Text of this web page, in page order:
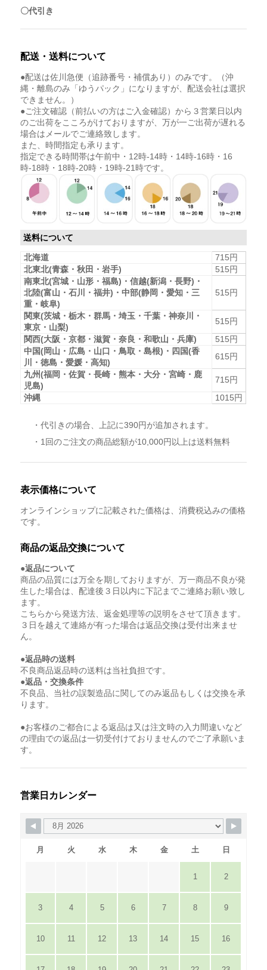
〇代引き
配送・送料について
●配送は佐川急便（追跡番号・補償あり）のみです。（沖
縄・離島のみ「ゆうパック」になりますが、配送会社は選択
できません。）
●ご注文確認（前払いの方はご入金確認）から３営業日以内
のご出荷をこころがけておりますが、万が一ご出荷が遅れる
場合はメールでご連絡致します。
また、時間指定も承ります。
指定できる時間帯は午前中・12時-14時・14時-16時・16
時-18時・18時-20時・19時-21時です。
送料について
北海道
715円
北東北(青森・秋田・岩手)
515円
南東北(宮城・山形・福島)・信越(新潟・長野)・
北陸(富山・石川・福井)・中部(静岡・愛知・三
重・岐阜)
515円
関東(茨城・栃木・群馬・埼玉・千葉・神奈川・
東京・山梨)
515円
関西(大阪・京都・滋賀・奈良・和歌山・兵庫)
515円
中国(岡山・広島・山口・鳥取・島根)・四国(香
川・徳島・愛媛・高知)
615円
九州(福岡・佐賀・長崎・熊本・大分・宮崎・鹿
児島)
715円
沖縄
1015円
・代引きの場合、上記に390円が追加されます。
・1回のご注文の商品総額が10,000円以上は送料無料
表示価格について
オンラインショップに記載された価格は、消費税込みの価格
です。
商品の返品交換について
●返品について
商品の品質には万全を期しておりますが、万一商品不良が発
生した場合は、配達後３日以内に下記までご連絡お願い致し
ます。
こちらから発送方法、返金処理等の説明をさせて頂きます。
３日を越えて連絡が有った場合は返品交換は受付出来ませ
ん。
●返品時の送料
不良商品返品時の送料は当社負担です。
●返品・交換条件
不良品、当社の誤製造品に関してのみ返品もしくは交換を承
ります。
●お客様のご都合による返品は又は注文時の入力間違いなど
の理由での返品は一切受付けておりませんのでご了承願いま
す。
営業日カレンダー
月 火 水 木 金 土 日
1 2
3 4 5 6 7 8 9
10 11 12 13 14 15 16